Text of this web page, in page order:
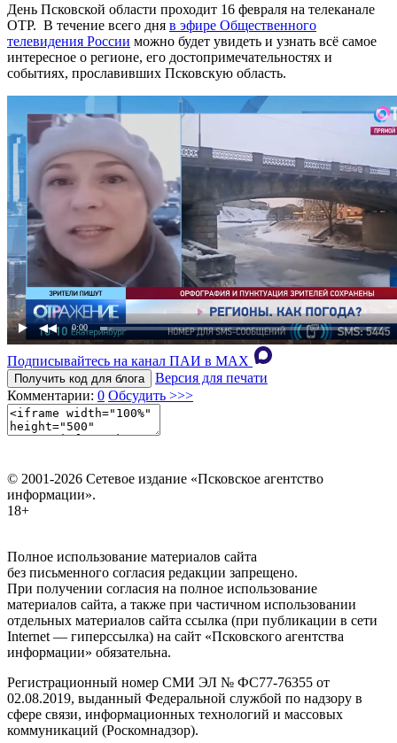
День Псковской области проходит 16 февраля на телеканале
ОТР. В течение всего дня в эфире Общественного
телевидения России можно будет увидеть и узнать всё самое
интересное о регионе, его достопримечательностях и
событиях, прославивших Псковскую область.
0:00
Подписывайтесь на канал ПАИ в MAХ
Получить код для блога
Версия для печати
Комментарии: 0 Обсудить >>>
© 2001-2026 Сетевое издание «Псковское агентство
информации».
18+
Полное использование материалов сайта
без письменного согласия редакции запрещено.
При получении согласия на полное использование
материалов сайта, а также при частичном использовании
отдельных материалов сайта ссылка (при публикации в сети
Internet — гиперссылка) на сайт «Псковского агентства
информации» обязательна.
Регистрационный номер СМИ ЭЛ № ФС77-76355 от
02.08.2019, выданный Федеральной службой по надзору в
сфере связи, информационных технологий и массовых
коммуникаций (Роскомнадзор).